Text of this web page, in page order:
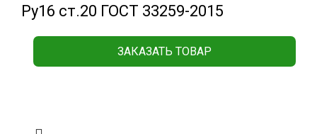
Ру16 ст.20 ГОСТ 33259-2015
ЗАКАЗАТЬ ТОВАР